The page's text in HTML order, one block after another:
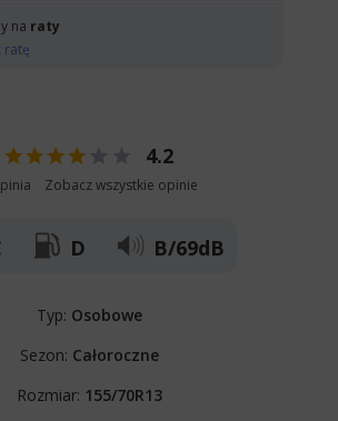
na raty
ratę
4.2
Zobacz wszystkie opinie
D B/69dB
Typ: Osobowe
Sezon: Całoroczne
Rozmiar: 155/70R13